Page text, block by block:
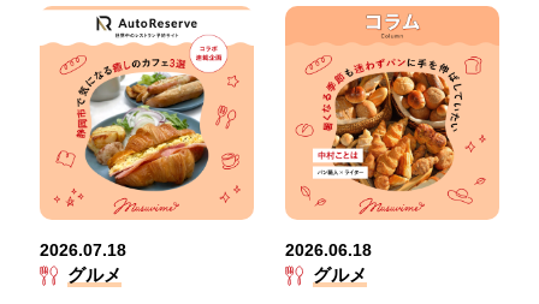
2026.07.18
グルメ
2026.06.18
グルメ